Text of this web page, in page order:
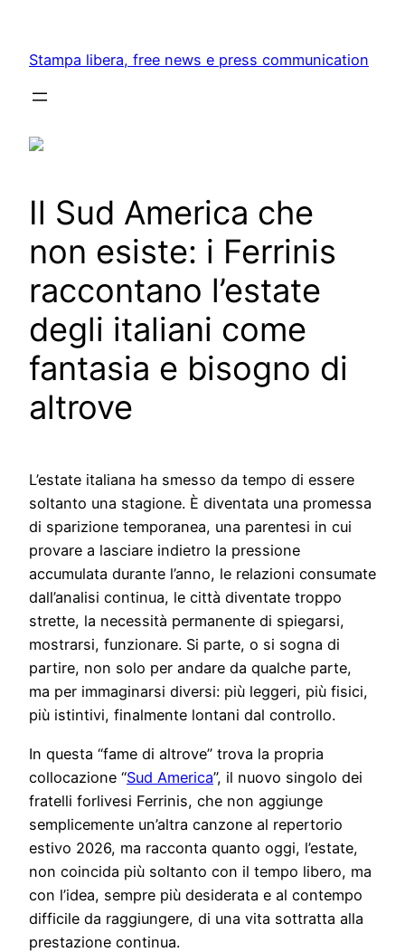
content
Stampa libera, free news e press communication
Il Sud America che
non esiste: i Ferrinis
raccontano l’estate
degli italiani come
fantasia e bisogno di
altrove
L’estate italiana ha smesso da tempo di essere
soltanto una stagione. È diventata una promessa
di sparizione temporanea, una parentesi in cui
provare a lasciare indietro la pressione
accumulata durante l’anno, le relazioni consumate
dall’analisi continua, le città diventate troppo
strette, la necessità permanente di spiegarsi,
mostrarsi, funzionare. Si parte, o si sogna di
partire, non solo per andare da qualche parte,
ma per immaginarsi diversi: più leggeri, più fisici,
più istintivi, finalmente lontani dal controllo.
In questa “fame di altrove” trova la propria
collocazione “Sud America”, il nuovo singolo dei
fratelli forlivesi Ferrinis, che non aggiunge
semplicemente un’altra canzone al repertorio
estivo 2026, ma racconta quanto oggi, l’estate,
non coincida più soltanto con il tempo libero, ma
con l’idea, sempre più desiderata e al contempo
difficile da raggiungere, di una vita sottratta alla
prestazione continua.